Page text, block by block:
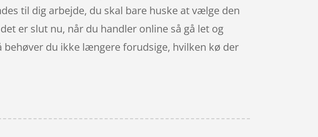
til dig arbejde, du skal bare huske at vælge den
er slut nu, når du handler online så gå let og
du ikke længere forudsige, hvilken kø der